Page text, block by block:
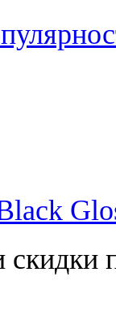
скидки